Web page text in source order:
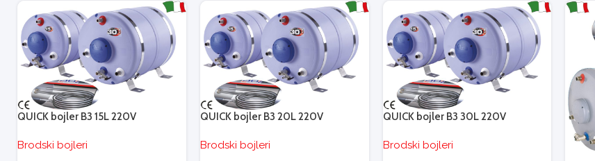
QUICK bojler B3 15L 220V
Brodski bojleri
QUICK bojler B3 20L 220V
Brodski bojleri
QUICK bojler B3 30L 220V
Brodski bojleri